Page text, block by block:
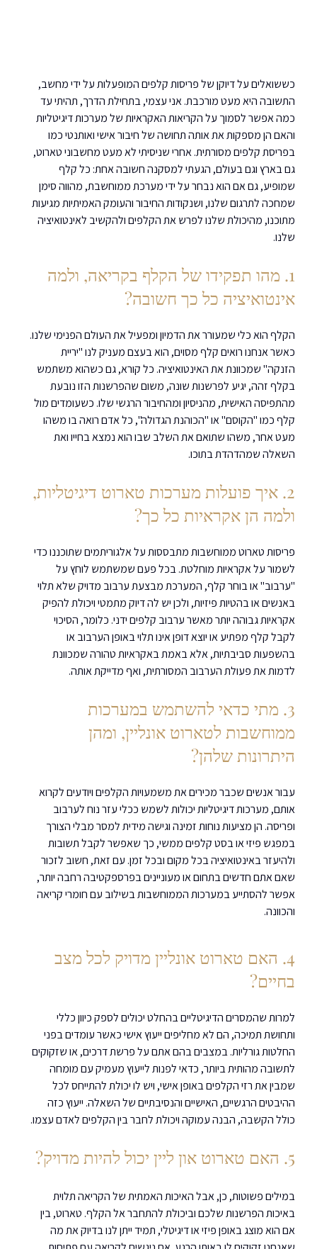
כששואלים על דיוקן של פריסות קלפים המופעלות על ידי מחשב,
התשובה היא מעט מורכבת. אני עצמי, בתחילת הדרך, תהיתי עד
כמה אפשר לסמוך על הקריאות האקראיות של מערכות דיגיטליות
והאם הן מספקות את אותה תחושה של חיבור אישי ואותנטי כמו
בפריסת קלפים מסורתית. אחרי שניסיתי לא מעט מחשבוני טארוט,
גם בארץ וגם בעולם, הגעתי למסקנה חשובה אחת: כל קלף
שמופיע, גם אם הוא נבחר על ידי מערכת ממוחשבת, מהווה סימן
שמחכה לתרגום שלנו, ושנקודות החיבור והעומק האמיתיות מגיעות
מתוכנו, מהיכולת שלנו לפרש את הקלפים ולהקשיב לאינטואיציה
שלנו.
1. מהו תפקידו של הקלף בקריאה, ולמה
אינטואיציה כל כך חשובה?
הקלף הוא כלי שמעורר את הדמיון ומפעיל את העולם הפנימי שלנו.
כאשר אנחנו רואים קלף מסוים, הוא בעצם מעניק לנו "יריית
הזנקה" שמכוונת את האינטואיציה. כל קורא, גם כשהוא משתמש
בקלף זהה, יגיע לפרשנות שונה, משום שהפרשנות הזו נובעת
מהתפיסה האישית, מהניסיון ומהחיבור הרגשי שלו. כשעומדים מול
קלף כמו "הקוסם" או "הכוהנת הגדולה", כל אדם רואה בו משהו
מעט אחר, משהו שתואם את השלב שבו הוא נמצא בחייו ואת
השאלה שמהדהדת בתוכו.
2. איך פועלות מערכות טארוט דיגיטליות,
ולמה הן אקראיות כל כך?
פריסות טארוט ממוחשבות מתבססות על אלגוריתמים שתוכננו כדי
לשמור על אקראיות מוחלטת. בכל פעם שמשתמש לוחץ על
"ערבוב" או בוחר קלף, המערכת מבצעת ערבוב מדויק שלא תלוי
באנשים או בהטיות פיזיות, ולכן יש לה דיוק מתמטי ויכולת להפיק
אקראיות גבוהה יותר מאשר ערבוב קלפים ידני. כלומר, הסיכוי
לקבל קלף מפתיע או יוצא דופן אינו תלוי באופן הערבוב או
בהשפעות סביבתיות, אלא באמת באקראיות טהורה שמכוונת
לדמות את פעולת הערבוב המסורתית, ואף מדייקת אותה.
3. מתי כדאי להשתמש במערכות
ממוחשבות לטארוט אונליין, ומהן
היתרונות שלהן?
עבור אנשים שכבר מכירים את משמעויות הקלפים ויודעים לקרוא
אותם, מערכות דיגיטליות יכולות לשמש ככלי עזר נוח לערבוב
ופריסה. הן מציעות נוחות זמינה וגישה מידית למסר מבלי הצורך
במפגש פיזי או בסט קלפים ממשי, כך שאפשר לקבל תשובות
ולהיעזר באינטואיציה בכל מקום ובכל זמן. עם זאת, חשוב לזכור
שאם אתם חדשים בתחום או מעוניינים בפרספקטיבה רחבה יותר,
אפשר להסתייע במערכות הממוחשבות בשילוב עם חומרי קריאה
והכוונה.
4. האם טארוט אונליין מדויק לכל מצב
בחיים?
למרות שהמסרים הדיגיטליים בהחלט יכולים לספק כיוון כללי
ותחושת תמיכה, הם לא מחליפים ייעוץ אישי כאשר עומדים בפני
החלטות גורליות. במצבים בהם אתם על פרשת דרכים, או שזקוקים
לתשובה מהותית ביותר, כדאי לפנות לייעוץ מעמיק עם מומחה
שמבין את רזי הקלפים באופן אישי, ויש לו יכולת להתייחס לכל
ההיבטים הרגשיים, האישיים והנסיבתיים של השאלה. ייעוץ כזה
כולל הקשבה, הבנה עמוקה ויכולת לחבר בין הקלפים לאדם עצמו.
5. האם טארוט און ליין יכול להיות מדויק?
במילים פשוטות, כן, אבל האיכות האמתית של הקריאה תלוית
באיכות הפרשנות שלכם וביכולת להתחבר אל הקלף. טארוט, בין
אם הוא מוצג באופן פיזי או דיגיטלי, תמיד ייתן לנו בדיוק את מה